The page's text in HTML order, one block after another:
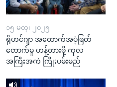
၁၅ မတ္၊ ၂၀၂၅
ရိုဟင်ဂျာ အထောက်အပံ့ဖြတ်
တောက်မှု ဟန့်တားဖို့ ကုလ
အကြီးအကဲ ကြိုးပမ်းမည်